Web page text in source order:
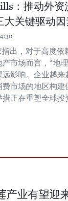
：推动外资
大关键驱动因
出，对于高度依
市场而言，“地
影响。企业越来
市场的地区构建
正在重塑全球投
产业有望迎